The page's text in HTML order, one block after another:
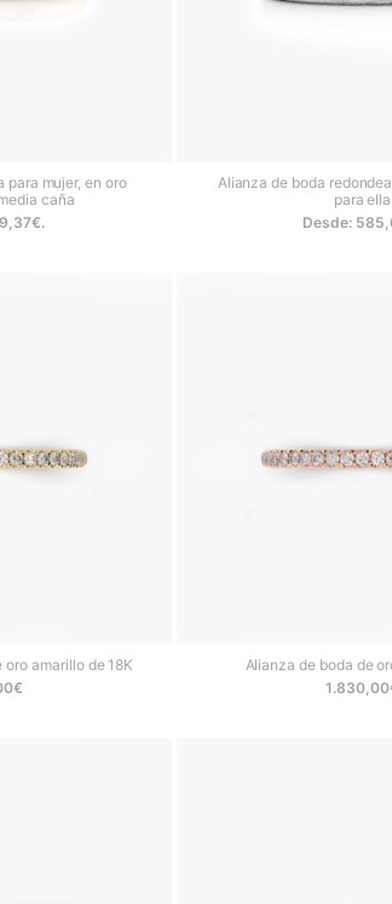
para mujer, en oro
caña
€.
Alianza de boda
para ella
Desde:
amarillo de 18K
€
Alianza de boda de
1.830,00